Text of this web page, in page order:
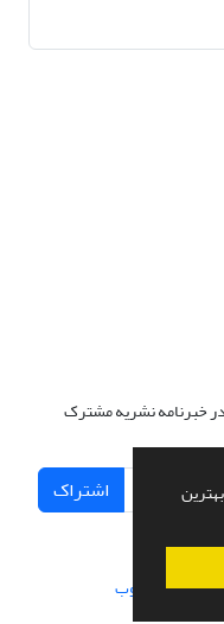
در خبرنامه نشریه مشترک
اشتراک
سازی از سیناوب